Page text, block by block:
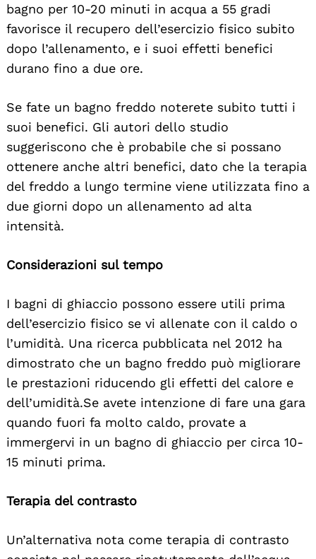
bagno per 10-20 minuti in acqua a 55 gradi
favorisce il recupero dell’esercizio fisico subito
dopo l’allenamento, e i suoi effetti benefici
durano fino a due ore.
Se fate un bagno freddo noterete subito tutti i
suoi benefici. Gli autori dello studio
suggeriscono che è probabile che si possano
ottenere anche altri benefici, dato che la terapia
del freddo a lungo termine viene utilizzata fino a
due giorni dopo un allenamento ad alta
intensità.
Considerazioni sul tempo
I bagni di ghiaccio possono essere utili prima
dell’esercizio fisico se vi allenate con il caldo o
l’umidità. Una ricerca pubblicata nel 2012 ha
dimostrato che un bagno freddo può migliorare
le prestazioni riducendo gli effetti del calore e
dell’umidità. Se avete intenzione di fare una gara
quando fuori fa molto caldo, provate a
immergervi in un bagno di ghiaccio per circa 10-
15 minuti prima.
Terapia del contrasto
Un’alternativa nota come terapia di contrasto